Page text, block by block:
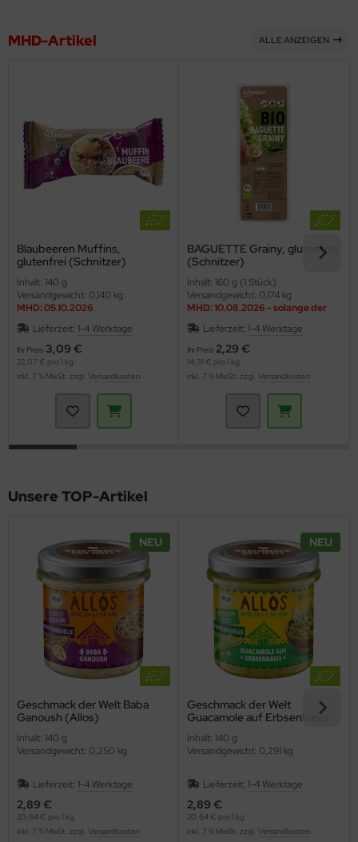
MHD-Artikel ALLE ANZEIGEN
Blaubeeren Muffins,
glutenfrei (Schnitzer)
Inhalt: 140 g
Versandgewicht: 0,140 kg
MHD: 05.10.2026
Lieferzeit: 1-4 Werktage
Ihr Preis 3,09 €
22,07 € pro 1 kg
inkl. 7 % MwSt. zzgl. Versandkosten
BAGUETTE Grainy, glutenfrei
(Schnitzer)
Inhalt: 160 g (1 Stück)
Versandgewicht: 0,174 kg
MHD: 10.08.2026 - solange der
Vorrat reicht
Lieferzeit: 1-4 Werktage
Ihr Preis 2,29 €
14,31 € pro 1 kg
inkl. 7 % MwSt. zzgl. Versandkosten
Unsere TOP-Artikel
NEU
Geschmack der Welt Baba
Ganoush (Allos)
Inhalt: 140 g
Versandgewicht: 0,250 kg
Lieferzeit: 1-4 Werktage
2,89 €
20,64 € pro 1 kg
inkl. 7 % MwSt. zzgl. Versandkosten
NEU
Geschmack der Welt
Guacamole auf Erbsenbasis
Inhalt: 140 g
Versandgewicht: 0,291 kg
Lieferzeit: 1-4 Werktage
2,89 €
20,64 € pro 1 kg
inkl. 7 % MwSt. zzgl. Versandkosten